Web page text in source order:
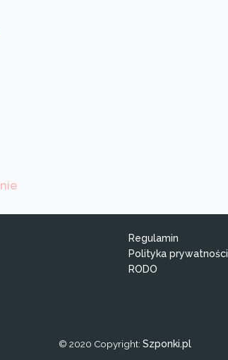
Regulamin
Polityka prywatności
RODO
© 2020 Copyright: Szponki.pl